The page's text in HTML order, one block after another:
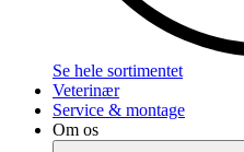
Se hele sortimentet
Veterinær
Service & montage
Om os